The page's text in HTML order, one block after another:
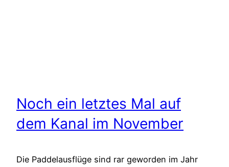
Noch ein letztes Mal auf
dem Kanal im November
Die Paddelausflüge sind rar geworden im Jahr